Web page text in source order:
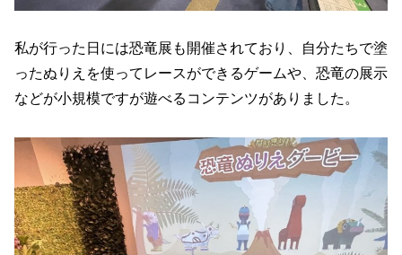
私が行った日には恐竜展も開催されており、自分たちで塗
ったぬりえを使ってレースができるゲームや、恐竜の展示
などが小規模ですが遊べるコンテンツがありました。